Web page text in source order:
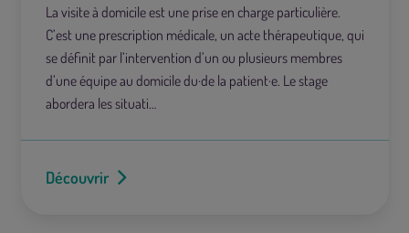
La visite à domicile est une prise en charge particulière.
C’est une prescription médicale, un acte thérapeutique, qui
se définit par l’intervention d’un ou plusieurs membres
d’une équipe au domicile du·de la patient·e. Le stage
abordera les situati…
Découvrir